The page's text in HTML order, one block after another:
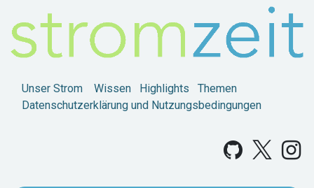
Unser Strom Wissen Highlights
Themen
Datenschutzerklärung und Nutzungsbedingungen